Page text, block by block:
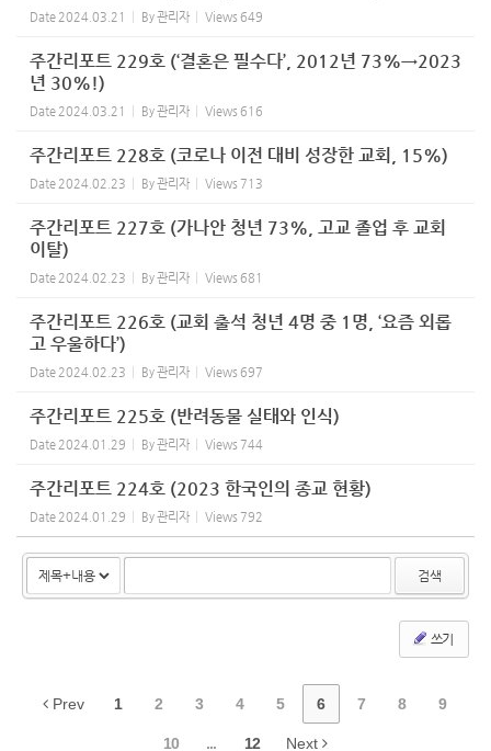
Date 2024.03.21 By관리자 Views 649
주간리포트 229호 (‘결혼은 필수다’, 2012년 73%→2023
년 30%!)
Date 2024.03.21 By관리자 Views 616
주간리포트 228호 (코로나 이전 대비 성장한 교회, 15%)
Date 2024.02.23 By관리자 Views 713
주간리포트 227호 (가나안 청년 73%, 고교 졸업 후 교회
이탈)
Date 2024.02.23 By관리자 Views 681
주간리포트 226호 (교회 출석 청년 4명 중 1명, ‘요즘 외롭
고 우울하다’)
Date 2024.02.23 By관리자 Views 697
주간리포트 225호 (반려동물 실태와 인식)
Date 2024.01.29 By관리자 Views 744
주간리포트 224호 (2023 한국인의 종교 현황)
Date 2024.01.29 By관리자 Views 792
검색
쓰기
Prev 1 2 3 4 5 6 7 8 9
10 ... 12 Next